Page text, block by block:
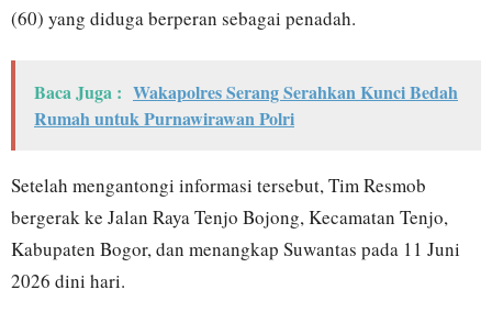
(60) yang diduga berperan sebagai penadah.
Baca Juga : Wakapolres Serang Serahkan Kunci Bedah
Rumah untuk Purnawirawan Polri
Setelah mengantongi informasi tersebut, Tim Resmob
bergerak ke Jalan Raya Tenjo Bojong, Kecamatan Tenjo,
Kabupaten Bogor, dan menangkap Suwantas pada 11 Juni
2026 dini hari.